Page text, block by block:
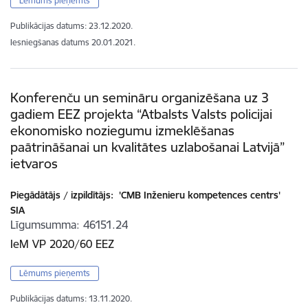
Publikācijas datums: 23.12.2020.
Iesniegšanas datums 20.01.2021.
Konferenču un semināru organizēšana uz 3
gadiem EEZ projekta “Atbalsts Valsts policijai
ekonomisko noziegumu izmeklēšanas
paātrināšanai un kvalitātes uzlabošanai Latvijā”
ietvaros
Piegādātājs / izpildītājs: 'CMB Inženieru kompetences centrs'
SIA
Līgumsumma 46151.24
IeM VP 2020/60 EEZ
Lēmums pieņemts
Publikācijas datums: 13.11.2020.